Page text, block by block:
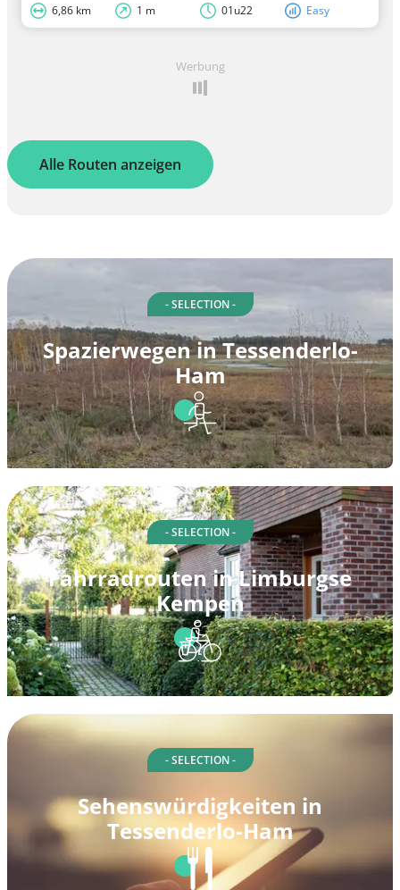
6,86 km 1 m 01u22 Easy
Werbung
Alle Routen anzeigen
- SELECTION -
Spazierwegen in Tessenderlo-
Ham
- SELECTION -
Fahrradrouten in Limburgse
Kempen
- SELECTION -
Sehenswürdigkeiten in
Tessenderlo-Ham